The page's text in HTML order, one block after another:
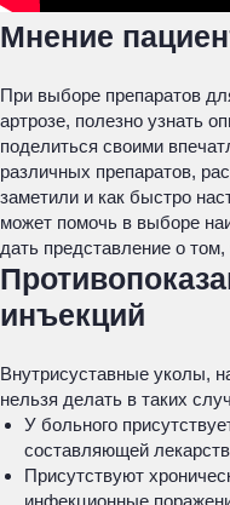
Мнение
При выборе препаратов
артрозе, полезно узнать
поделиться своими
различных препаратов,
заметили и как быстро
может помочь в выборе
дать представление о
инъекций
Внутрисуставные уколы,
нельзя делать в таких
У больного
составляющей
Присутствуют
инфекционные